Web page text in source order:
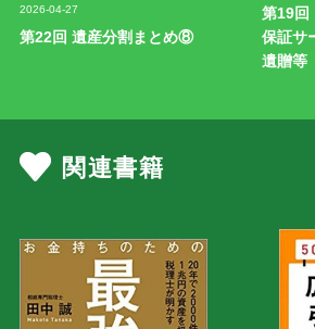
2026-04-27
第22回 遺産分割まとめ⑧
第19
保証サ
遺贈等
関連書籍